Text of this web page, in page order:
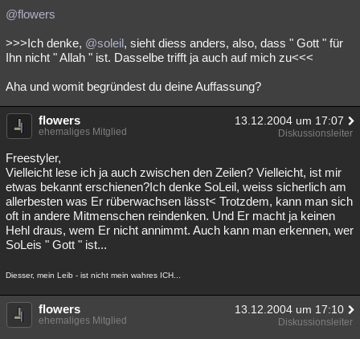
@flowers
>>>Ich denke, @soleil, sieht diess anders, also, dass " Gott " für
Ihn nicht " Allah " ist. Dasselbe trifft ja auch auf mich zu<<<
Aha und womit begründest du deine Auffassung?
flowers 13.12.2004 um 17:07
ehemaliges Mitglied Diskussionsleiter
Freestyler,
Vielleicht lese ich ja auch zwischen den Zeilen? Vielleicht, ist mir
etwas bekannt erschienen?Ich denke SoLeil, weiss sicherlich am
allerbesten was Er rüberwachsen lässt< Trotzdem, kann man sich
oft in andere Mitmenschen reindenken. Und Er macht ja keinen
Hehl draus, wem Er nicht annimmt. Auch kann man erkennen, wer
SoLeis " Gott " ist...
Diesser, mein Leib - ist nicht mein wahres ICH...
flowers 13.12.2004 um 17:10
ehemaliges Mitglied Diskussionsleiter